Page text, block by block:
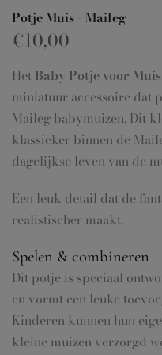
Potje Muis - Maileg
€10,00
Het Baby Potje voor
miniatuur accessoire dat
Maileg babymuizen. Dit
klassieker binnen de
dagelijkse leven van de
Een leuk detail dat de
realistischer maakt.
Spelen & combineren
Dit potje is speciaal
en vormt een leuke
Kinderen kunnen hun
kleine muizen verzorgd